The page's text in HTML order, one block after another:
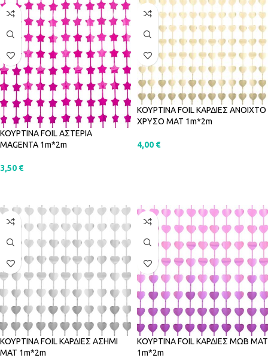
ΚΟΥΡΤΙΝΑ FOIL ΑΣΤΕΡΙΑ
MAGENTA 1m*2m
3,50 €
ΚΟΥΡΤΙΝΑ FOIL ΚΑΡΔΙΕΣ ΑΝΟΙΧΤΟ
ΧΡΥΣΟ ΜΑΤ 1m*2m
4,00 €
ΚΟΥΡΤΙΝΑ FOIL ΚΑΡΔΙΕΣ ΑΣΗΜΙ
ΜΑΤ 1m*2m
ΚΟΥΡΤΙΝΑ FOIL ΚΑΡΔΙΕΣ ΜΩΒ ΜΑΤ
1m*2m